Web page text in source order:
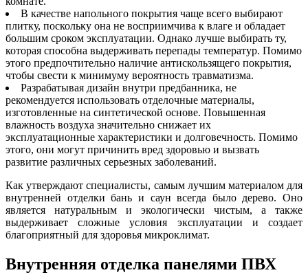
В качестве напольного покрытия чаще всего выбирают
плитку, поскольку она не восприимчива к влаге и обладает
большим сроком эксплуатации. Однако лучше выбирать ту,
которая способна выдерживать перепады температур. Помимо
этого предпочтительно наличие антискользящего покрытия,
чтобы свести к минимуму вероятность травматизма.
Разрабатывая дизайн внутри предбанника, не
рекомендуется использовать отделочные материалы,
изготовленные на синтетической основе. Повышенная
влажность воздуха значительно снижает их
эксплуатационные характеристики и долговечность. Помимо
этого, они могут причинить вред здоровью и вызвать
развитие различных серьезных заболеваний.
Как утверждают специалисты, самым лучшим материалом для
внутренней отделки бань и саун всегда было дерево. Оно
является натуральным и экологически чистым, а также
выдерживает сложные условия эксплуатации и создает
благоприятный для здоровья микроклимат.
Внутренняя отделка панелями ПВХ